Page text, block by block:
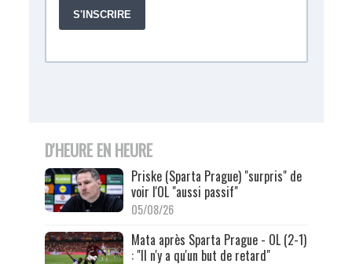
D'HEURE EN HEURE
Priske (Sparta Prague) "surpris" de
voir l'OL "aussi passif"
05/08/26
Mata après Sparta Prague - OL (2-1)
: "Il n'y a qu'un but de retard"